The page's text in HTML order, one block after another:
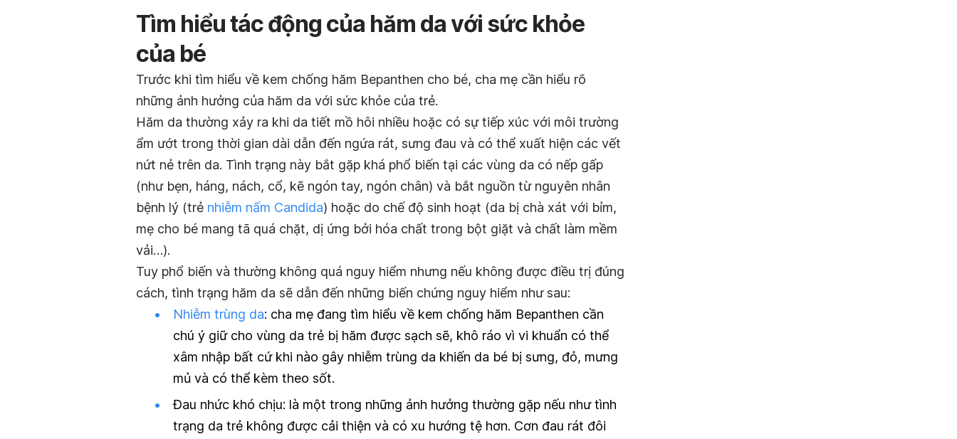
Tìm hiểu tác động của hăm da với sức khỏe
của bé
Trước khi tìm hiểu về kem chống hăm Bepanthen cho bé, cha mẹ cần hiểu rõ
những ảnh hưởng của hăm da với sức khỏe của trẻ.
Hăm da thường xảy ra khi da tiết mồ hôi nhiều hoặc có sự tiếp xúc với môi trường
ẩm ướt trong thời gian dài dẫn đến ngứa rát, sưng đau và có thể xuất hiện các vết
nứt nẻ trên da. Tình trạng này bắt gặp khá phổ biến tại các vùng da có nếp gấp
(như bẹn, háng, nách, cổ, kẽ ngón tay, ngón chân) và bắt nguồn từ nguyên nhân
bệnh lý (trẻ nhiễm nấm Candida) hoặc do chế độ sinh hoạt (da bị chà xát với bỉm,
mẹ cho bé mang tã quá chặt, dị ứng bởi hóa chất trong bột giặt và chất làm mềm
vải…).
Tuy phổ biến và thường không quá nguy hiểm nhưng nếu không được điều trị đúng
cách, tình trạng hăm da sẽ dẫn đến những biến chứng nguy hiểm như sau:
Nhiễm trùng da: cha mẹ đang tìm hiểu về kem chống hăm Bepanthen cần
chú ý giữ cho vùng da trẻ bị hăm được sạch sẽ, khô ráo vì vi khuẩn có thể
xâm nhập bất cứ khi nào gây nhiễm trùng da khiến da bé bị sưng, đỏ, mưng
mủ và có thể kèm theo sốt.
Đau nhức khó chịu: là một trong những ảnh hưởng thường gặp nếu như tình
trạng da trẻ không được cải thiện và có xu hướng tệ hơn. Cơn đau rát đôi